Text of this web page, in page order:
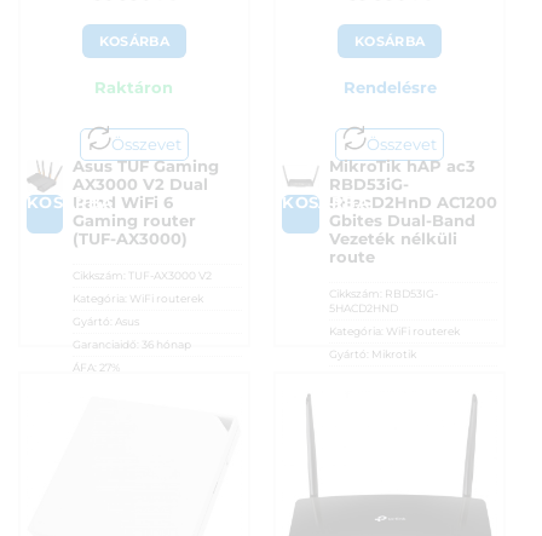
KOSÁRBA
Raktáron
Összevet
KOSÁRBA
Asus TUF Gaming
AX3000 V2 Dual
Band WiFi 6
Gaming router
(TUF-AX3000)
Cikkszám:
TUF-AX3000 V2
Kategória: WiFi routerek
Gyártó: Asus
Garanciaidő:
36 hónap
ÁFA:
27%
KOSÁRBA
Rendelésre
Összevet
KOSÁRBA
MikroTik hAP ac3
RBD53iG-
5HacD2HnD AC1200
Gbites Dual-Band
Vezeték nélküli
route
Cikkszám: RBD53IG-
5HACD2HND
Kategória: WiFi routerek
Gyártó: Mikrotik